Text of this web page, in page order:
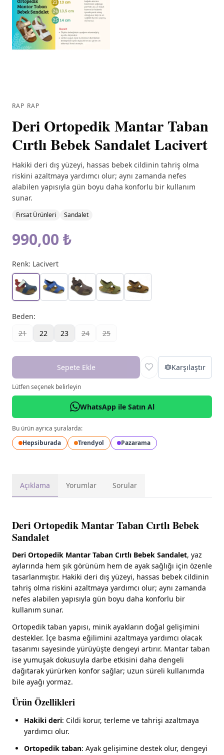
RAP RAP
Deri Ortopedik Mantar Taban
Cırtlı Bebek Sandalet Lacivert
Hakiki deri dış yüzeyi, hassas bebek cildinin tahriş olma
riskini azaltmaya yardımcı olur; aynı zamanda nefes
alabilen yapısıyla gün boyu daha konforlu bir kullanım
sunar.
Fırsat Ürünleri Sandalet
990,00 ₺
Renk: Lacivert
Beden:
21
22 23 24 25
Sepete Ekle Karşılaştır
Lütfen seçenek belirleyin
WhatsApp ile Satın Al
Bu ürün ayrıca şuralarda:
Hepsiburada
Trendyol Pazarama
Açıklama Yorumlar Sorular
Deri Ortopedik Mantar Taban Cırtlı Bebek
Sandalet
Deri Ortopedik Mantar Taban Cırtlı Bebek Sandalet, yaz
aylarında hem şık görünüm hem de ayak sağlığı için özenle
tasarlanmıştır. Hakiki deri dış yüzeyi, hassas bebek cildinin
tahriş olma riskini azaltmaya yardımcı olur; aynı zamanda
nefes alabilen yapısıyla gün boyu daha konforlu bir
kullanım sunar.
Ortopedik taban yapısı, minik ayakların doğal gelişimini
destekler. İçe basma eğilimini azaltmaya yardımcı olacak
tasarımı sayesinde yürüyüşte dengeyi artırır. Mantar taban
ise yumuşak dokusuyla darbe etkisini daha dengeli
dağıtarak yürürken konfor sağlar; uzun süreli kullanımda
bile ayağı yormaz.
Ürün Özellikleri
Hakiki deri: Cildi korur, terleme ve tahrişi azaltmaya
yardımcı olur.
Ortopedik taban: Ayak gelişimine destek olur, dengeyi